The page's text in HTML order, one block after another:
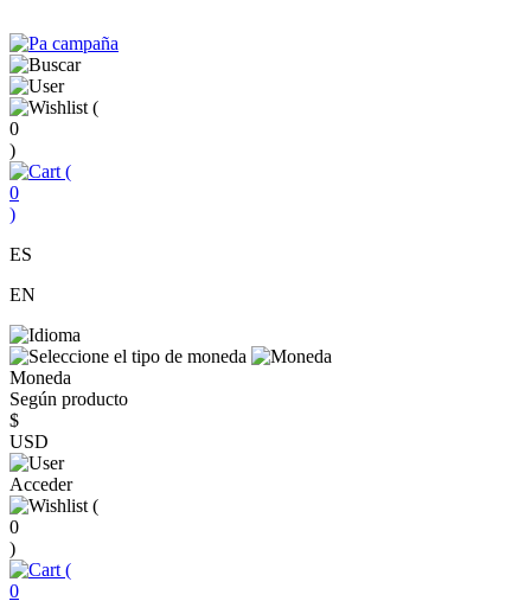
(
0
)
(
0
)
ES
EN
Moneda
Según producto
$
USD
Acceder
(
0
)
(
0